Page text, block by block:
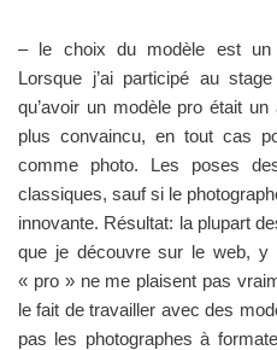
– le choix du modèle est un
Lorsque j’ai participé au
qu’avoir un modèle pro était
plus convaincu, en tout cas
comme photo. Les poses
classiques, sauf si le
innovante. Résultat: la plupart
que je découvre sur le web, y
« pro » ne me plaisent pas
le fait de travailler avec des
pas les photographes à